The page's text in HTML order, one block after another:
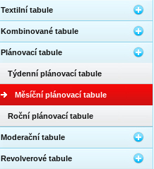
Textilní tabule
Kombinované tabule
Plánovací tabule
Týdenní plánovací tabule
Měsíční plánovací tabule
Roční plánovací tabule
Moderační tabule
Revolverové tabule